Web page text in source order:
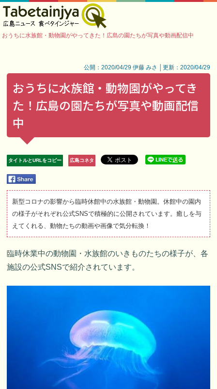
おうちに水族館・動物園がやってきた！広島の園たちが写真や動画配信中
公開：2020/04/29 伊藤 みさ │更新：2020/04/29
おうちに水族館・動物園がやってき
た！広島の園たちが写真や動画配信
中
タイトルとURLをコピー 広島コネタ
新型コロナの影響から臨時休館中の水族館・動物園。休館中の園内
の様子がそれぞれ公式SNSで積極的に公開されています。癒しを与
えてくれる、動物たちの動画や画像で気分転換！
臨時休業中の動物園・水族館のいきものたちの様子が、各
施設の公式SNSで紹介されています。